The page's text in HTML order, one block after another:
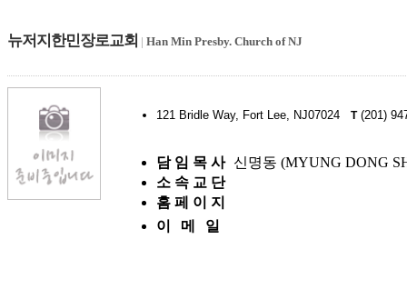
뉴저지한민장로교회 | Han Min Presby. Church of NJ
121 Bridle Way, Fort Lee, NJ07024 T(201)
담 임 목 사 신명동 (MYUNG DONG
소 속 교 단
홈 페 이 지
이 메 일